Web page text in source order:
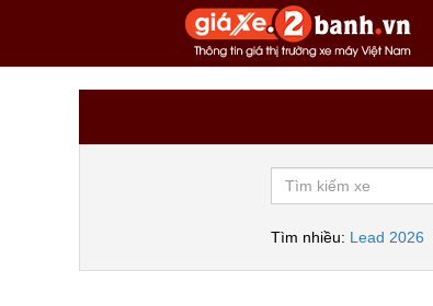
Tìm nhiều: Lead 2026